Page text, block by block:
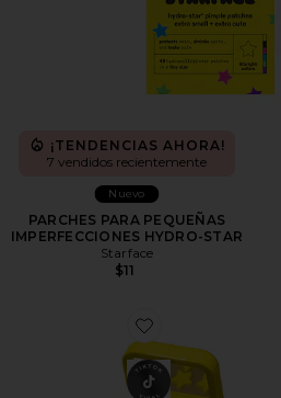
¡TENDENCIAS AHORA!
7 vendidos recientemente
Nuevo
PARCHES PARA PEQUEÑAS
IMPERFECCIONES HYDRO-STAR
Starface
$11
Favorite PARCHES